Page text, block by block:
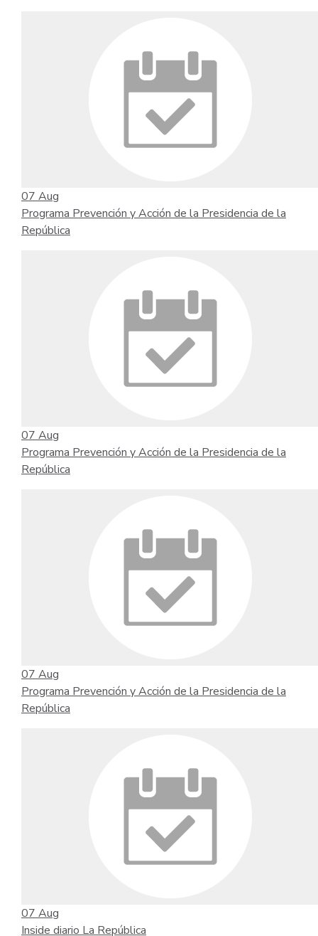
07 Aug
Programa Prevención y Acción de la Presidencia de la
República
07 Aug
Programa Prevención y Acción de la Presidencia de la
República
07 Aug
Programa Prevención y Acción de la Presidencia de la
República
07 Aug
Inside diario La República